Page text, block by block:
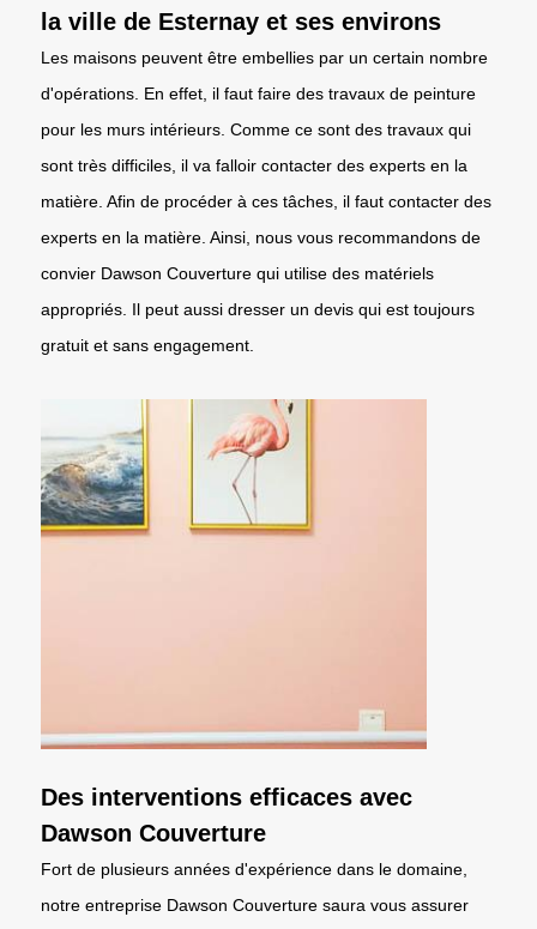
la ville de Esternay et ses environs
Les maisons peuvent être embellies par un certain nombre
d'opérations. En effet, il faut faire des travaux de peinture
pour les murs intérieurs. Comme ce sont des travaux qui
sont très difficiles, il va falloir contacter des experts en la
matière. Afin de procéder à ces tâches, il faut contacter des
experts en la matière. Ainsi, nous vous recommandons de
convier Dawson Couverture qui utilise des matériels
appropriés. Il peut aussi dresser un devis qui est toujours
gratuit et sans engagement.
Des interventions efficaces avec
Dawson Couverture
Fort de plusieurs années d'expérience dans le domaine,
notre entreprise Dawson Couverture saura vous assurer